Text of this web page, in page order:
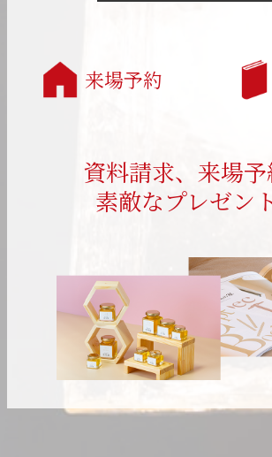
来場予約
資料請求、来場
素敵なプレゼン